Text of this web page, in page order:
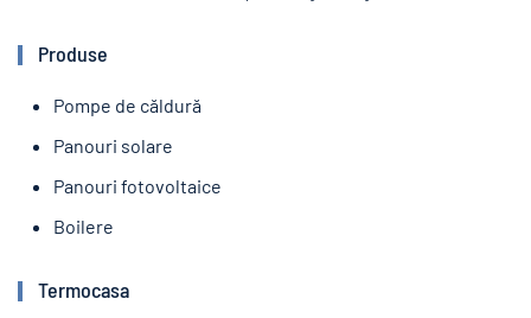
Produse
Pompe de căldură
Panouri solare
Panouri fotovoltaice
Boilere
Termocasa